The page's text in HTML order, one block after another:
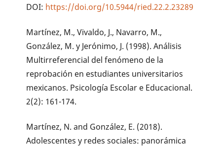
DOI: https://doi.org/10.5944/ried.22.2.23289
Martínez, M., Vivaldo, J., Navarro, M.,
González, M. y Jerónimo, J. (1998). Análisis
Multirreferencial del fenómeno de la
reprobación en estudiantes universitarios
mexicanos. Psicología Escolar e Educacional.
2(2): 161-174.
Martínez, N. and González, E. (2018).
Adolescentes y redes sociales: panorámica